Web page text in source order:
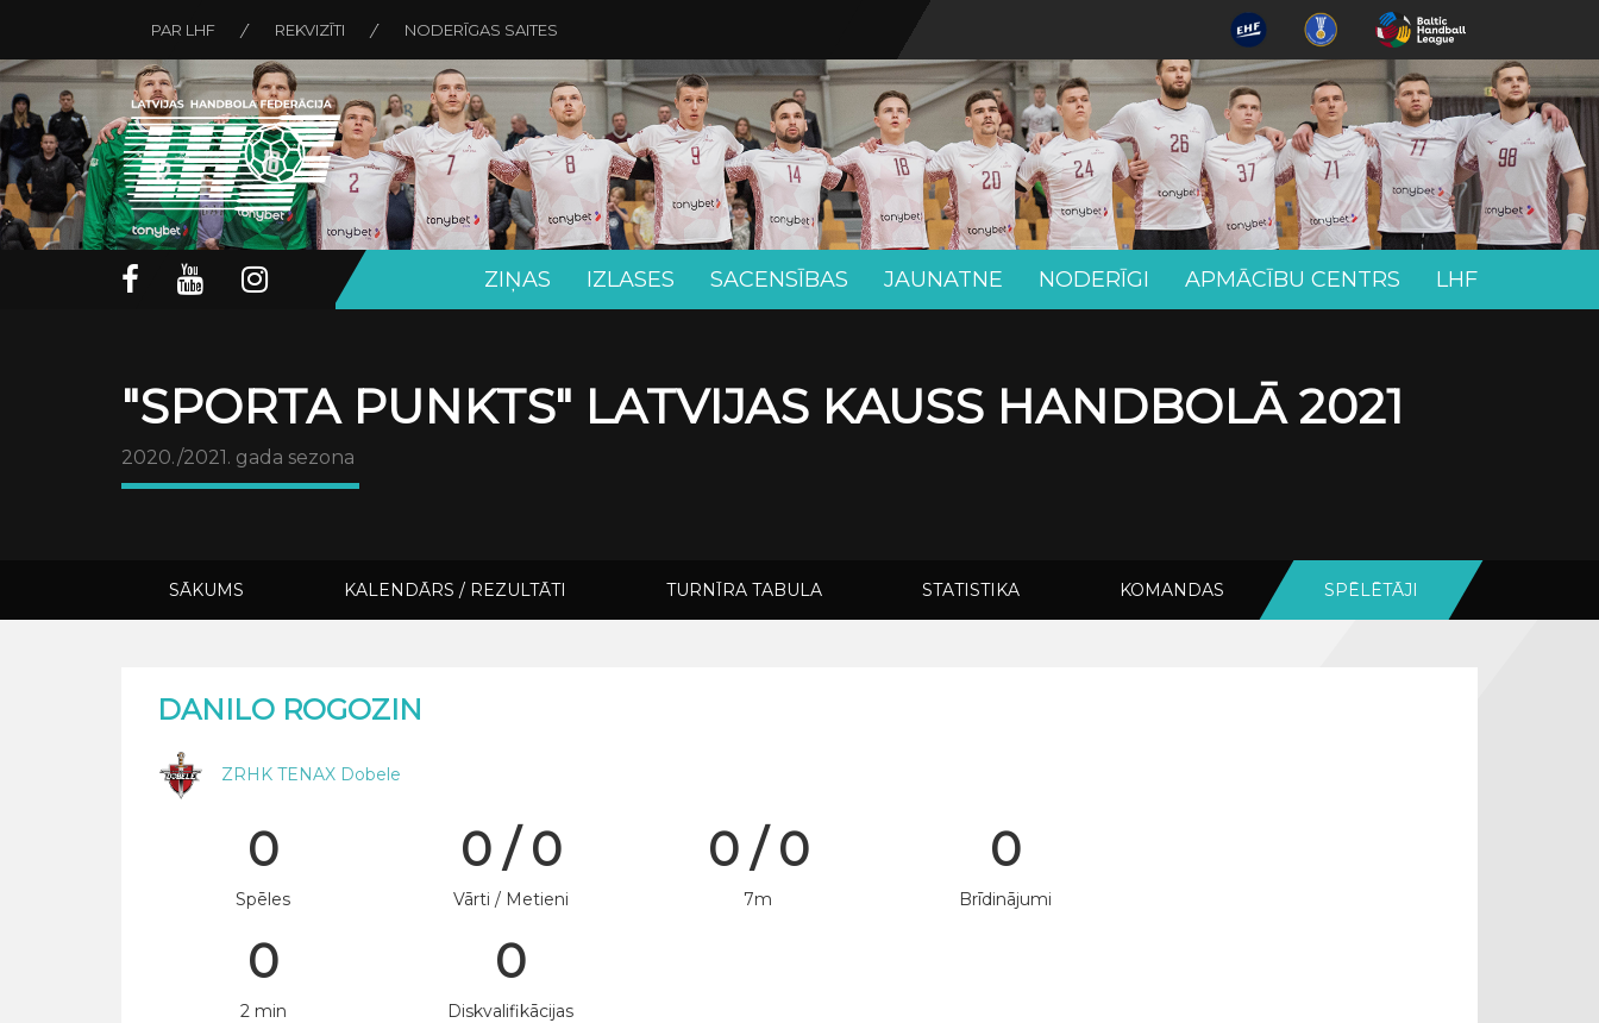
PAR LHF REKVIZĪTI NODERĪGAS SAITES
ZIŅAS IZLASES SACENSĪBAS JAUNATNE NODERĪGI APMĀCĪBU CENTRS LHF
"SPORTA PUNKTS" LATVIJAS KAUSS HANDBOLĀ 2021
2020./2021. gada sezona
SĀKUMS KALENDĀRS / REZULTĀTI TURNĪRA TABULA STATISTIKA KOMANDAS SPĒLĒTĀJI
DANILO ROGOZIN
ZRHK TENAX Dobele
0
Spēles
0 / 0
Vārti / Metieni
0 / 0
7m
0
Brīdinājumi
0
2 min
0
Diskvalifikācijas